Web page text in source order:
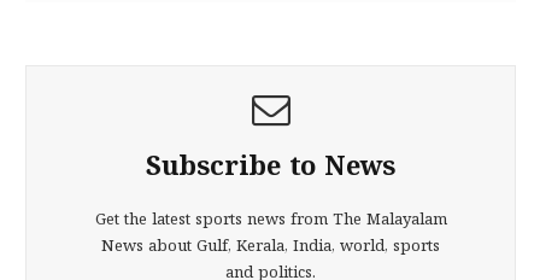
Subscribe to News
Get the latest sports news from The Malayalam
News about Gulf, Kerala, India, world, sports
and politics.